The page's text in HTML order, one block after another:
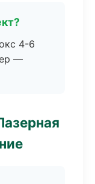
4-6
—